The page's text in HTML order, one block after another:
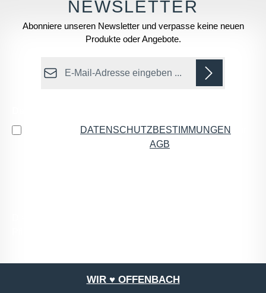
Abonniere unseren Newsletter und verpasse keine neuen
Produkte oder Angebote.
E-Mail-Adresse*
DATENSCHUTZBESTIMMUNGEN
AGB
WIR ♥ OFFENBACH